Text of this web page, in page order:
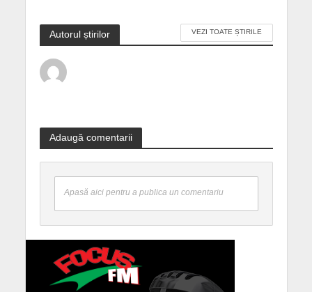
Autorul știrilor VEZI TOATE ȘTIRILE
Adaugă comentarii
Apasă aici pentru a publica un comentariu